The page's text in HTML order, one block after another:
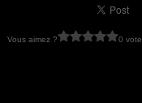
Vous aimez ? 0 vote